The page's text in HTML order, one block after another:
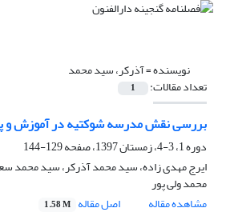
نویسنده =آذرکر، سید محمد
تعداد مقالات: 1
بررسی نقش مدرسه شوکتیه در آموزش و
دوره 1، 3-4، زمستان 1397، صفحه
129-144
ایرج مهدی زاده، سید محمد آذرکر، سید محمد
محمد ولی پور
مشاهده مقاله
اصل مقاله 1.58 M